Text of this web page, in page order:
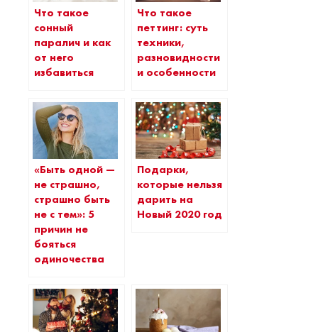
Что такое
сонный
паралич и как
от него
избавиться
Что такое
петтинг: суть
техники,
разновидности
и особенности
«Быть одной —
не страшно,
страшно быть
не с тем»: 5
причин не
бояться
одиночества
Подарки,
которые нельзя
дарить на
Новый 2020 год